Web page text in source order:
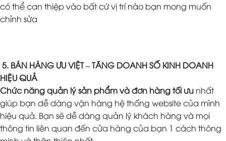
có thể can thiệp vào bất cứ vị trí nào bạn mong muốn
chỉnh sửa
5. BÁN HÀNG ƯU VIỆT – TĂNG DOANH SỐ KINH DOANH
HIỆU QUẢ
Chức năng quản lý sản phẩm và đơn hàng tối ưu nhất
giúp bạn dễ dàng vận hàng hệ thống website của mình
hiệu quả. Bạn sẽ dễ dàng quản lý khách hàng và mọi
thông tin liên quan đến cửa hàng của bạn 1 cách thông